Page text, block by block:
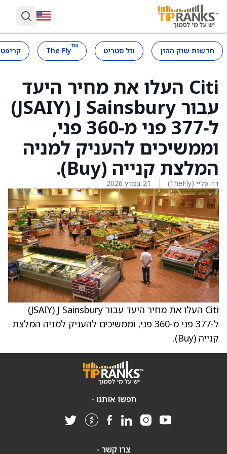
חדשות שוק ההון וול סטריט ™
The Fly
Citi העלו את מחיר היעד
עבור J Sainsbury ‏(JSAIY)
ל‑377 פני מ‑360 פני,
וממשיכים להעניק למניה
המלצת קנייה (Buy).
דה פליי (TheFly) 21 במרץ 2026
Citi העלו את מחיר היעד עבור J Sainsbury ‏(JSAIY)
ל‑377 פני מ‑360 פני, וממשיכים להעניק למניה המלצת
קנייה (Buy).
חפשו אותנו -
צרו קשר -